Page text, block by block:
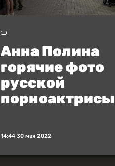
Анна Полина
горячие фото
русской
порноактрисы
14:44 30 мая 2022